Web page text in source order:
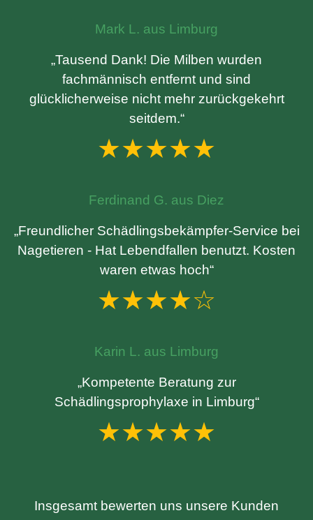
Mark L. aus Limburg
„Tausend Dank! Die Milben wurden
fachmännisch entfernt und sind
glücklicherweise nicht mehr zurückgekehrt
seitdem.“
★★★★★
Ferdinand G. aus Diez
„Freundlicher Schädlingsbekämpfer-Service bei
Nagetieren - Hat Lebendfallen benutzt. Kosten
waren etwas hoch“
★★★★☆
Karin L. aus Limburg
„Kompetente Beratung zur
Schädlingsprophylaxe in Limburg“
★★★★★
Insgesamt bewerten uns unsere Kunden